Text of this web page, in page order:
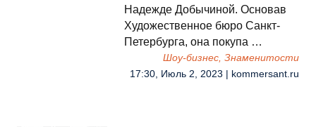
Надежде Добычиной. Основав
Художественное бюро Санкт-
Петербурга, она покупа …
Шоу-бизнес, Знаменитости
17:30, Июль 2, 2023 | kommersant.ru